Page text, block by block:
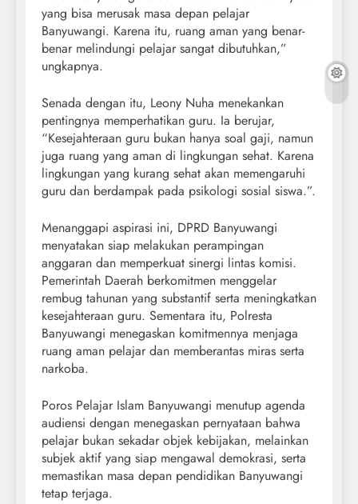
yang bisa merusak masa depan pelajar
Banyuwangi. Karena itu, ruang aman yang benar-
benar melindungi pelajar sangat dibutuhkan,”
ungkapnya.
Senada dengan itu, Leony Nuha menekankan
pentingnya memperhatikan guru. Ia berujar,
“Kesejahteraan guru bukan hanya soal gaji, namun
juga ruang yang aman di lingkungan sehat. Karena
lingkungan yang kurang sehat akan memengaruhi
guru dan berdampak pada psikologi sosial siswa.”.
Menanggapi aspirasi ini, DPRD Banyuwangi
menyatakan siap melakukan perampingan
anggaran dan memperkuat sinergi lintas komisi.
Pemerintah Daerah berkomitmen menggelar
rembug tahunan yang substantif serta meningkatkan
kesejahteraan guru. Sementara itu, Polresta
Banyuwangi menegaskan komitmennya menjaga
ruang aman pelajar dan memberantas miras serta
narkoba.
Poros Pelajar Islam Banyuwangi menutup agenda
audiensi dengan menegaskan pernyataan bahwa
pelajar bukan sekadar objek kebijakan, melainkan
subjek aktif yang siap mengawal demokrasi, serta
memastikan masa depan pendidikan Banyuwangi
tetap terjaga.